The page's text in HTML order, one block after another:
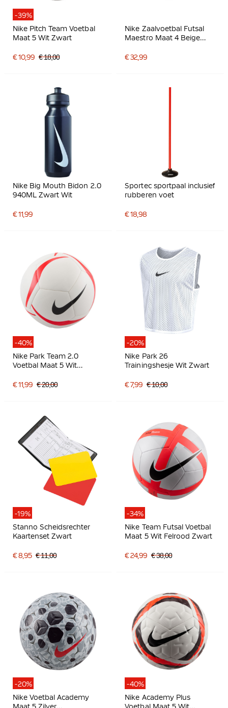
-39%
Nike Pitch Team Voetbal
Maat 5 Wit Zwart
€ 10,99 € 18,00
Nike Zaalvoetbal Futsal
Maestro Maat 4 Beige
Lemon
€ 32,99
Nike Big Mouth Bidon 2.0
940ML Zwart Wit
€ 11,99
Sportec sportpaal inclusief
rubberen voet
€ 18,98
-40%
Nike Park Team 2.0
Voetbal Maat 5 Wit
€ 11,99 € 20,00
-20%
Nike Park 26
Trainingshesje Wit Zwart
€ 7,99 € 10,00
-19%
Stanno Scheidsrechter
Kaartenset Zwart
€ 8,95 € 11,00
-34%
Nike Team Futsal Voetbal
Maat 5 Wit Felrood Zwart
€ 24,99 € 38,00
-20%
Nike Voetbal Academy
-40%
Nike Academy Plus